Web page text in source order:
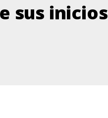
sus inicios